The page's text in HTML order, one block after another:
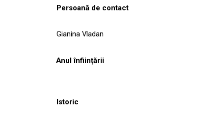
Persoană de contact
Gianina Vladan
Anul înființării
Istoric